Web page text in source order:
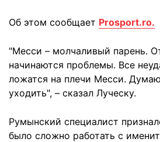
Об этом сообщает Prosport.ro.
"Месси – молчаливый парень.
начинаются проблемы. Все
ложатся на плечи Месси.
уходить", – сказал Луческу.
Румынский специалист
было сложно работать с